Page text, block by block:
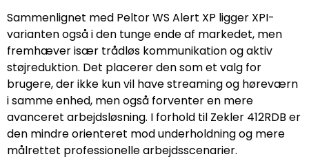
Sammenlignet med Peltor WS Alert XP ligger XPI-
varianten også i den tunge ende af markedet, men
fremhæver især trådløs kommunikation og aktiv
støjreduktion. Det placerer den som et valg for
brugere, der ikke kun vil have streaming og høreværn
i samme enhed, men også forventer en mere
avanceret arbejdsløsning. I forhold til Zekler 412RDB er
den mindre orienteret mod underholdning og mere
målrettet professionelle arbejdsscenarier.